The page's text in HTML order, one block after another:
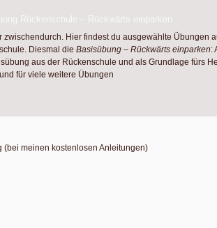
Rückenschule – Rückwärts einparken
zwischendurch. Hier findest du ausgewählte Übungen
Diesmal die Basisübung – Rückwärts einparken:
aus der Rückenschule und als Grundlage fürs
für viele weitere Übungen
(bei meinen kostenlosen Anleitungen)